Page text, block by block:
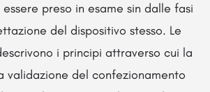
preso in esame sin dalle fasi
del dispositivo stesso. Le
i principi attraverso cui la
validazione del confezionamento